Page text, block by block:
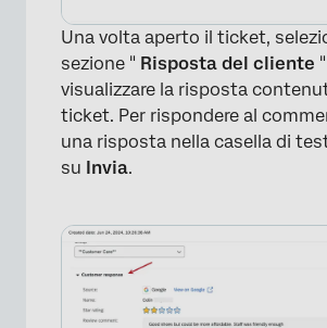
Una volta aperto il ticket,
sezione " Risposta del cliente
visualizzare la risposta
ticket. Per rispondere al
una risposta nella casella di
su Invia.